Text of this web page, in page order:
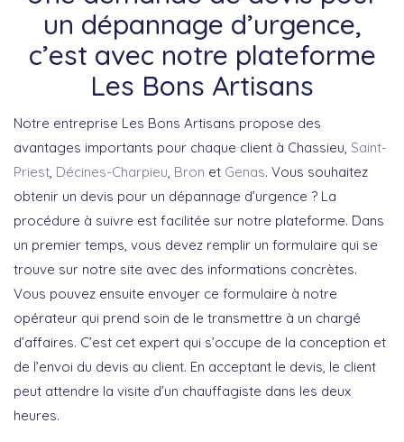
un dépannage d’urgence,
c’est avec notre plateforme
Les Bons Artisans
Notre entreprise Les Bons Artisans propose des
avantages importants pour chaque client à Chassieu, Saint-
Priest Décines-Charpieu Bron et Genas. Vous souhaitez
obtenir un devis pour un dépannage d’urgence ? La
procédure à suivre est facilitée sur notre plateforme. Dans
un premier temps, vous devez remplir un formulaire qui se
trouve sur notre site avec des informations concrètes.
Vous pouvez ensuite envoyer ce formulaire à notre
opérateur qui prend soin de le transmettre à un chargé
d’affaires. C’est cet expert qui s’occupe de la conception et
de l’envoi du devis au client. En acceptant le devis, le client
peut attendre la visite d’un chauffagiste dans les deux
heures.